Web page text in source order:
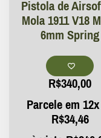
Pistola de
Mola 1911 V18
6mm Spring
R$340,00
Parcele em
R$34,46